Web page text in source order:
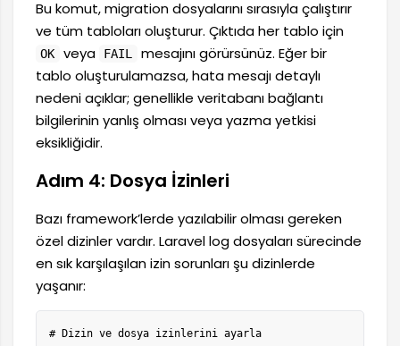
Bu komut, migration dosyalarını sırasıyla çalıştırır
ve tüm tabloları oluşturur. Çıktıda her tablo için
OK veya FAIL
mesajını görürsünüz. Eğer bir
tablo oluşturulamazsa, hata mesajı detaylı
nedeni açıklar; genellikle veritabanı bağlantı
bilgilerinin yanlış olması veya yazma yetkisi
eksikliğidir.
Adım 4: Dosya İzinleri
Bazı framework’lerde yazılabilir olması gereken
özel dizinler vardır. Laravel log dosyaları sürecinde
en sık karşılaşılan izin sorunları şu dizinlerde
yaşanır:
# Dizin ve dosya izinlerini ayarla